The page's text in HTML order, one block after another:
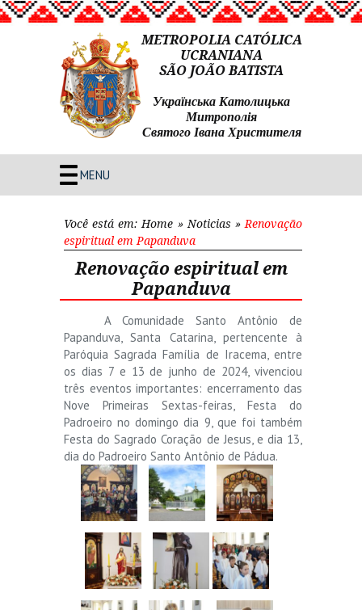
METROPOLIA CATÓLICA
UCRANIANA
SÃO JOÃO BATISTA
Українська Католицька
Митрополія
Святого Івана Христителя
MENU
Você está em: Home » Noticias » Renovação
espiritual em Papanduva
Renovação espiritual em
Papanduva
A Comunidade Santo Antônio de
Papanduva, Santa Catarina, pertencente à
Paróquia Sagrada Família de Iracema, entre
os dias 7 e 13 de junho de 2024, vivenciou
três eventos importantes: encerramento das
Nove Primeiras Sextas-feiras, Festa do
Padroeiro no domingo dia 9, que foi também
Festa do Sagrado Coração de Jesus, e dia 13,
dia do Padroeiro Santo Antônio de Pádua.